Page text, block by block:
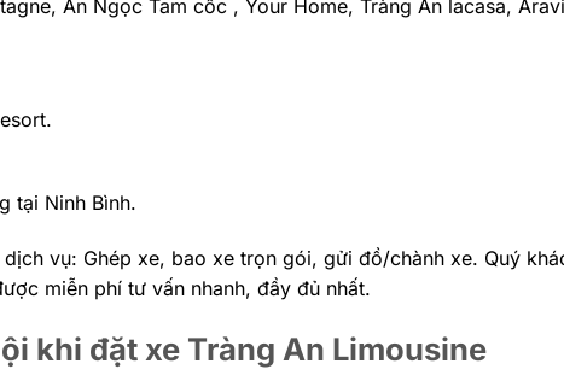
An Ngọc Tam cốc , Your Home, Tràng An lacasa,
tại Ninh Bình.
vụ: Ghép xe, bao xe trọn gói, gửi đồ/chành xe. Quý
miễn phí tư vấn nhanh, đầy đủ nhất.
khi đặt xe Tràng An Limousine